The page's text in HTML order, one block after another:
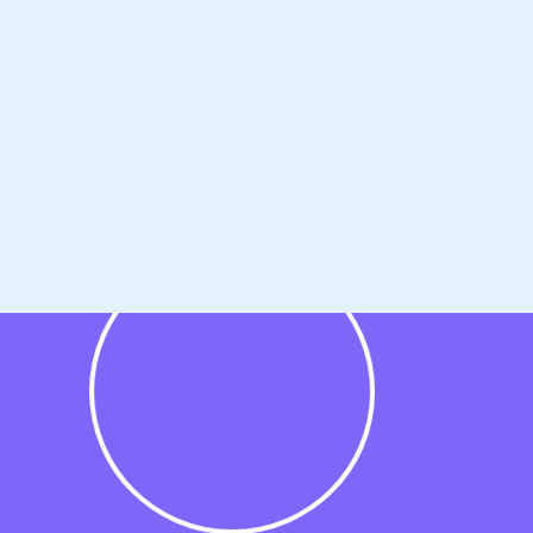
we daar graag
Knoop,
en in 2005